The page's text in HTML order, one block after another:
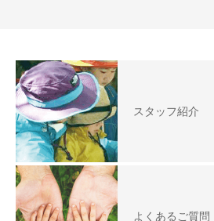
スタッフ紹介
よくあるご質問